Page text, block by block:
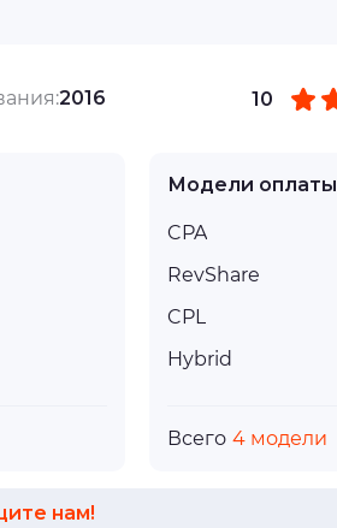
2016 10
Модели оплаты
CPA
RevShare
CPL
Hybrid
Всего 4 модели
нам!